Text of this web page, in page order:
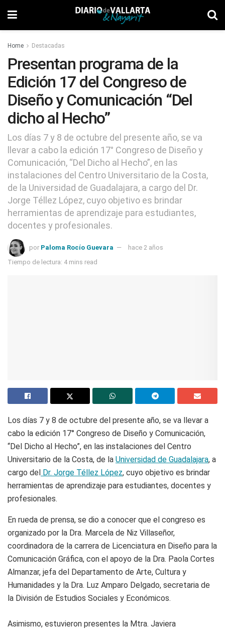
Home Destacadas
Presentan programa de la
Edición 17 del Congreso de
Diseño y Comunicación “Del
dicho al Hecho”
Los días 7 y 8 de octubre del presente año, se va
llevar a cabo la edición 17° Congreso de Diseño y
Comunicación, “Del Dicho al Hecho”, en las
instalaciones del Centro Universitario de la Costa,
de la Universidad de Guadalajara, a cargo del Dr.
Jorge Téllez López, cuyo objetivo es brindar
herramientas de aprendizaje para estudiantes,
docentes y profesionales.
por Paloma Rocío Guevara
hace 2 años
Tiempo de lectura: 4 mins read
Los días 7 y 8 de octubre del presente año, se va llevar a
cabo la edición 17° Congreso de Diseño y Comunicación,
“Del Dicho al Hecho”, en las instalaciones del Centro
Universitario de la Costa, de la Universidad de Guadalajara, a
cargo del Dr. Jorge Téllez López, cuyo objetivo es brindar
herramientas de aprendizaje para estudiantes, docentes y
profesionales.
En rueda de prensa, se dio a conocer que el congreso es
organizado por la Dra. Marcela de Niz Villaseñor,
coordinadora de la carrera de Licenciatura en Diseño para la
Comunicación Gráfica, con el apoyo de la Dra. Paola Cortes
Almanzar, jefa del Departamento de Arte, Cultura y
Humanidades y la Dra. Luz Amparo Delgado, secretaria de
la División de Estudios Sociales y Económicos.
Asimismo, estuvieron presentes la Mtra. Javiera